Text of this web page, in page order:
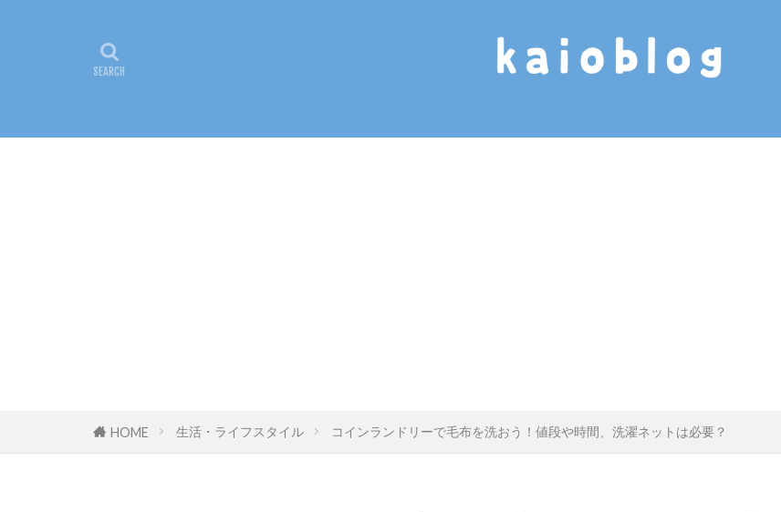
HOME 生活・ライフスタイル コインランドリーで毛布を洗おう！値段や時間、洗濯ネットは必要？